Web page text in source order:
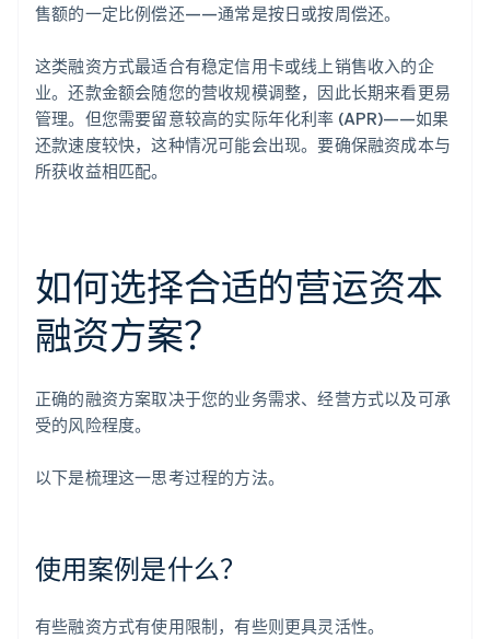
售额的一定比例偿还——通常是按日或按周偿还。
这类融资方式最适合有稳定信用卡或线上销售收入的企
业。还款金额会随您的营收规模调整，因此长期来看更易
管理。但您需要留意较高的实际年化利率 (APR)——如果
还款速度较快，这种情况可能会出现。要确保融资成本与
所获收益相匹配。
如何选择合适的营运资本
融资方案？
正确的融资方案取决于您的业务需求、经营方式以及可承
受的风险程度。
以下是梳理这一思考过程的方法。
使用案例是什么？
有些融资方式有使用限制，有些则更具灵活性。